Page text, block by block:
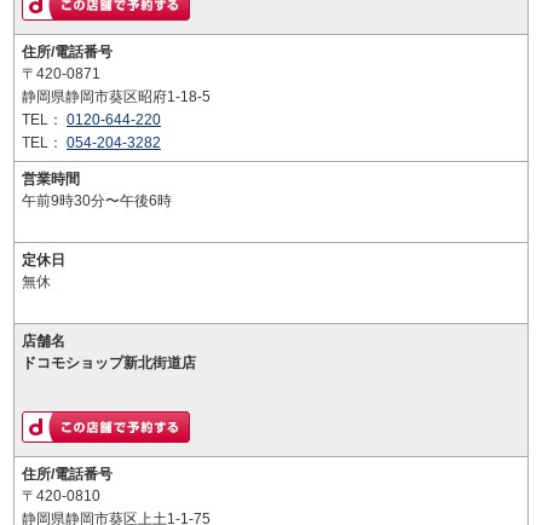
住所/電話番号
〒420-0871
静岡県静岡市葵区昭府1-18-5
TEL： 0120-644-220
TEL： 054-204-3282
営業時間
午前9時30分〜午後6時
定休日
無休
店舗名
ドコモショップ新北街道店
住所/電話番号
〒420-0810
静岡県静岡市葵区上土1-1-75